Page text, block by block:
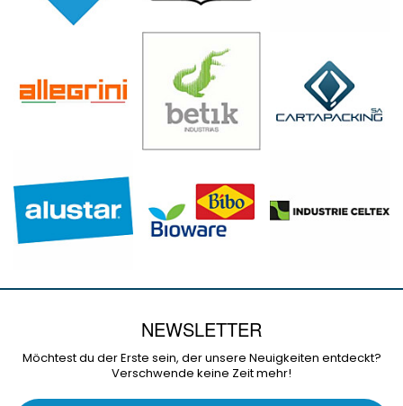
NEWSLETTER
Möchtest du der Erste sein, der unsere Neuigkeiten entdeckt?
Verschwende keine Zeit mehr!